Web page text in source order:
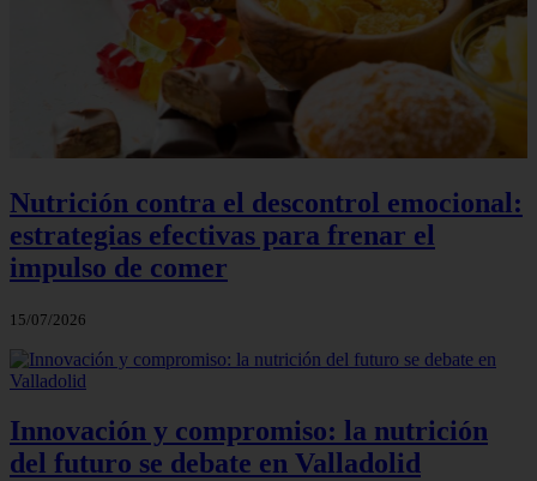
Nutrición contra el descontrol emocional:
estrategias efectivas para frenar el
impulso de comer
15/07/2026
Innovación y compromiso: la nutrición
del futuro se debate en Valladolid